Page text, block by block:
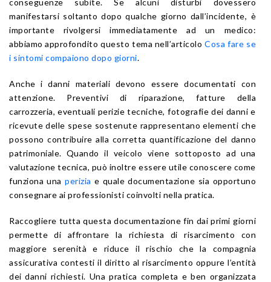
conseguenze subite. Se alcuni disturbi dovessero
manifestarsi soltanto dopo qualche giorno dall’incidente, è
importante rivolgersi immediatamente ad un medico:
abbiamo approfondito questo tema nell’articoloCosa fare se
i sintomi compaiono dopo giorni.
Anche i danni materiali devono essere documentati con
attenzione. Preventivi di riparazione, fatture della
carrozzeria, eventuali perizie tecniche, fotografie dei danni e
ricevute delle spese sostenute rappresentano elementi che
possono contribuire alla corretta quantificazione del danno
patrimoniale. Quando il veicolo viene sottoposto ad una
valutazione tecnica, può inoltre essere utile conoscere come
funziona unaperizia e quale documentazione sia opportuno
consegnare ai professionisti coinvolti nella pratica.
Raccogliere tutta questa documentazione fin dai primi giorni
permette di affrontare la richiesta di risarcimento con
maggiore serenità e riduce il rischio che la compagnia
assicurativa contesti il diritto al risarcimento oppure l’entità
dei danni richiesti. Una pratica completa e ben organizzata